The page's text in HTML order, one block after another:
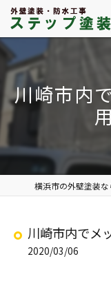
川崎市内
川崎市内でメ
2020/03/06